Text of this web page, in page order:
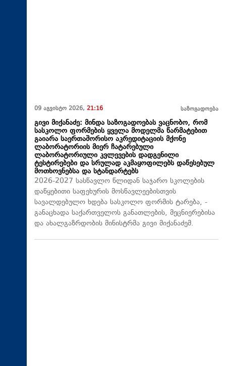
09 აგვისტო 2026, 21:16 საზოგადოება
გივი მიქანაძე: მინდა საზოგადოებას ვაცნობო, რომ
სასკოლო ფორმების ყველა მოდელმა წარმატებით
გაიარა საერთაშორისო აკრედიტაციის მქონე
ლაბორატორიის მიერ ჩატარებული
ლაბორატორიული კვლევების დადგენილი
ტესტირებები და სრულად აკმაყოფილებს დაწესებულ
მოთხოვნებსა და სტანდარტებს
2026-2027 სასწავლო წლიდან საჯარო სკოლების
დაწყებითი საფეხურის მოსწავლეებისთვის
სავალდებულო ხდება სასკოლო ფორმის ტარება, -
განაცხადა საქართველოს განათლების, მეცნიერებისა
და ახალგაზრდობის მინისტრმა გივი მიქანაძემ.